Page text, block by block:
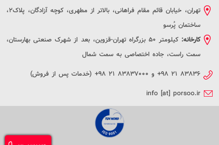
تهران، خیابان قائم مقام فراهانی، بالاتر از مطهری، کوچه آزادگان، پلاک2،
ساختمان پُرسو
کارخانه:
کیلومتر 50 بزرگراه تهران-قزوین، بعد از شهرک صنعتی بهارستان،
سمت راست، جاده اختصاصی به سمت شمال
+۹۸ ۲۱ ۸۳۸۳۶ و +۹۸ ۲۱ ۸۳۸۳۷۰۰۰ (خدمات پس از فروش)
info [at] porsoo.ir